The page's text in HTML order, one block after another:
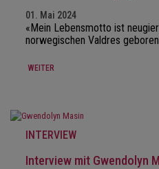
01. Mai 2024
«Mein Lebensmotto ist
norwegischen Valdres
WEITER
INTERVIEW
Interview mit Gwendolyn